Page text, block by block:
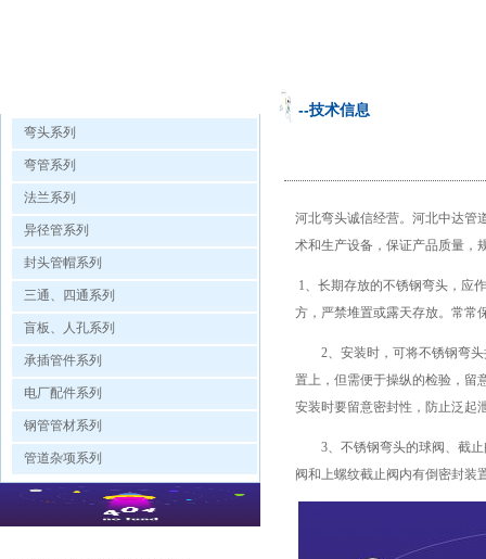
弯头系列
弯管系列
法兰系列
异径管系列
封头管帽系列
三通、四通系列
盲板、人孔系列
承插管件系列
电厂配件系列
钢管管材系列
管道杂项系列
--技术信息
河北弯头诚信经营。 河北中达管
术和生产设备，保证产品质量，
1、长期存放的不锈钢弯头，应
方，严禁堆置或露天存放。常常
2、安装时，可将不锈钢弯头
置上，但需便于操纵的检验，留
安装时要留意密封性，防止泛起
3、不锈钢弯头的球阀、截止
阀和上螺纹截止阀内有倒密封装